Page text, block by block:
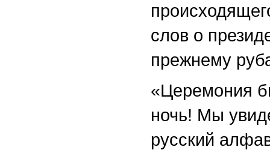
слов о
прежнему
«Церемония
ночь! Мы
русский